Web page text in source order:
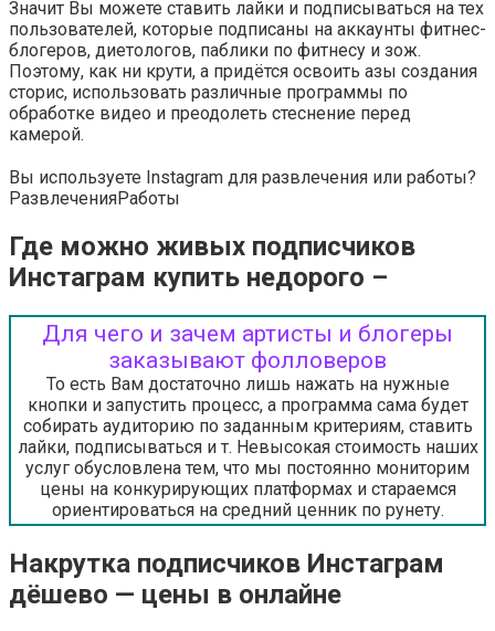
Значит Вы можете ставить лайки и подписываться на тех
пользователей, которые подписаны на аккаунты фитнес-
блогеров, диетологов, паблики по фитнесу и зож.
Поэтому, как ни крути, а придётся освоить азы создания
сторис, использовать различные программы по
обработке видео и преодолеть стеснение перед
камерой.
Вы используете Instagram для развлечения или работы?
РазвлеченияРаботы
Где можно живых подписчиков
Инстаграм купить недорого –
Для чего и зачем артисты и блогеры
заказывают фолловеров
То есть Вам достаточно лишь нажать на нужные
кнопки и запустить процесс, а программа сама будет
собирать аудиторию по заданным критериям, ставить
лайки, подписываться и т. Невысокая стоимость наших
услуг обусловлена тем, что мы постоянно мониторим
цены на конкурирующих платформах и стараемся
ориентироваться на средний ценник по рунету.
Накрутка подписчиков Инстаграм
дёшево — цены в онлайне